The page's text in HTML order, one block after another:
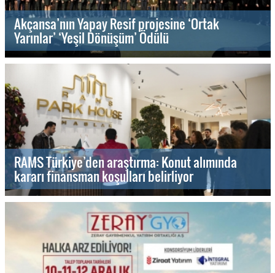
Akçansa’nın Yapay Resif projesine ‘Ortak
Yarınlar’ ‘Yeşil Dönüşüm’ Ödülü
RAMS Türkiye’den araştırma: Konut alımında
kararı finansman koşulları belirliyor